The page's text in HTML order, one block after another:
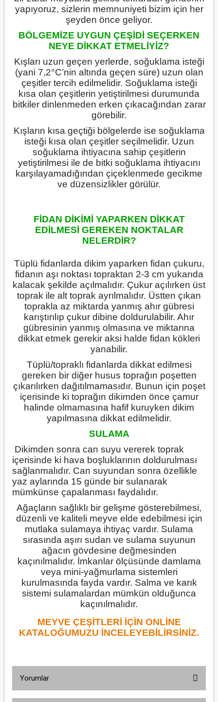
yapıyoruz, sizlerin memnuniyeti bizim için her
şeyden önce geliyor.
BÖLGEMİZE UYGUN ÇEŞİDİ SEÇERKEN
NEYE DİKKAT ETMELİYİZ?
Kışları uzun geçen yerlerde, soğuklama isteği
(yani 7,2°C’nin altında geçen süre) uzun olan
çeşitler tercih edilmelidir. Soğuklama isteği
kısa olan çeşitlerin yetiştirilmesi durumunda
bitkiler dinlenmeden erken çıkacağından zarar
görebilir.
Kışların kısa geçtiği bölgelerde ise soğuklama
isteği kısa olan çeşitler seçilmelidir. Uzun
soğuklama ihtiyacına sahip çeşitlerin
yetiştirilmesi ile de bitki soğuklama ihtiyacını
karşılayamadığından çiçeklenmede gecikme
ve düzensizlikler görülür.
FİDAN DİKİMİ YAPARKEN DİKKAT
EDİLMESİ GEREKEN NOKTALAR
NELERDİR?
Tüplü fidanlarda dikim yaparken fidan çukuru,
fidanın aşı noktası topraktan 2-3 cm yukarıda
kalacak şekilde açılmalıdır. Çukur açılırken üst
toprak ile alt toprak ayrılmalıdır. Üstten çıkan
toprakla az miktarda yanmış ahır gübresi
karıştırılıp çukur dibine doldurulabilir. Ahır
gübresinin yanmış olmasına ve miktarına
dikkat etmek gerekir aksi halde fidan kökleri
yanabilir.
Tüplü/topraklı fidanlarda dikkat edilmesi
gereken bir diğer husus toprağın poşetten
çıkarılırken dağıtılmamasıdır. Bunun için poşet
içerisinde ki toprağın dikimden önce çamur
halinde olmamasına hafif kuruyken dikim
yapılmasına dikkat edilmelidir.
SULAMA
Dikimden sonra can suyu vererek toprak
içerisinde ki hava boşluklarının doldurulması
sağlanmalıdır. Can suyundan sonra özellikle
yaz aylarında 15 günde bir sulanarak
mümkünse çapalanması faydalıdır.
Ağaçların sağlıklı bir gelişme gösterebilmesi,
düzenli ve kaliteli meyve elde edebilmesi için
mutlaka sulamaya ihtiyaç vardır. Sulama
sırasında aşırı sudan ve sulama suyunun
ağacın gövdesine değmesinden
kaçınılmalıdır. İmkanlar ölçüsünde damlama
veya mini-yağmurlama sistemleri
kurulmasında fayda vardır. Salma ve karık
sistemi sulamalardan mümkün olduğunca
kaçınılmalıdır.
MEYVE ÇEŞİTLERİ İÇİN ONLİNE
KATALOĞUMUZU İNCELEYEBİLİRSİNİZ.
Yorumlar